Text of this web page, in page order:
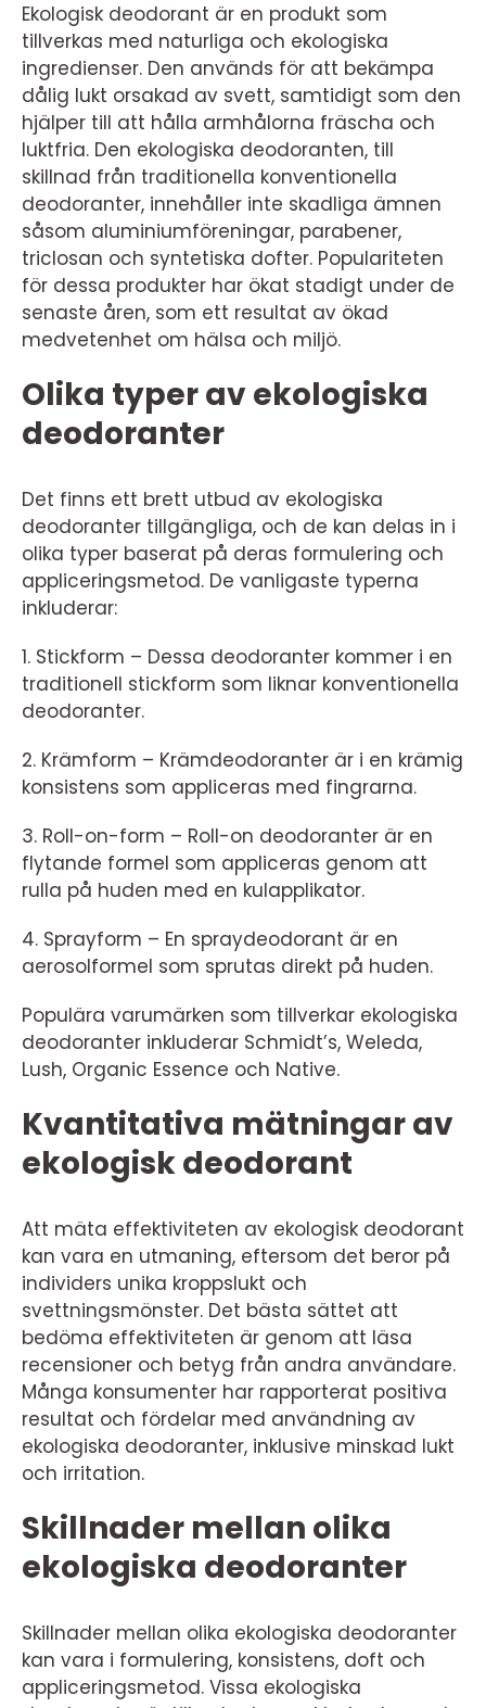
Ekologisk deodorant är en produkt som
tillverkas med naturliga och ekologiska
ingredienser. Den används för att bekämpa
dålig lukt orsakad av svett, samtidigt som den
hjälper till att hålla armhålorna fräscha och
luktfria. Den ekologiska deodoranten, till
skillnad från traditionella konventionella
deodoranter, innehåller inte skadliga ämnen
såsom aluminiumföreningar, parabener,
triclosan och syntetiska dofter. Populariteten
för dessa produkter har ökat stadigt under de
senaste åren, som ett resultat av ökad
medvetenhet om hälsa och miljö.
Olika typer av ekologiska
deodoranter
Det finns ett brett utbud av ekologiska
deodoranter tillgängliga, och de kan delas in i
olika typer baserat på deras formulering och
appliceringsmetod. De vanligaste typerna
inkluderar:
1. Stickform – Dessa deodoranter kommer i en
traditionell stickform som liknar konventionella
deodoranter.
2. Krämform – Krämdeodoranter är i en krämig
konsistens som appliceras med fingrarna.
3. Roll-on-form – Roll-on deodoranter är en
flytande formel som appliceras genom att
rulla på huden med en kulapplikator.
4. Sprayform – En spraydeodorant är en
aerosolformel som sprutas direkt på huden.
Populära varumärken som tillverkar ekologiska
deodoranter inkluderar Schmidt’s, Weleda,
Lush, Organic Essence och Native.
Kvantitativa mätningar av
ekologisk deodorant
Att mäta effektiviteten av ekologisk deodorant
kan vara en utmaning, eftersom det beror på
individers unika kroppslukt och
svettningsmönster. Det bästa sättet att
bedöma effektiviteten är genom att läsa
recensioner och betyg från andra användare.
Många konsumenter har rapporterat positiva
resultat och fördelar med användning av
ekologiska deodoranter, inklusive minskad lukt
och irritation.
Skillnader mellan olika
ekologiska deodoranter
Skillnader mellan olika ekologiska deodoranter
kan vara i formulering, konsistens, doft och
appliceringsmetod. Vissa ekologiska